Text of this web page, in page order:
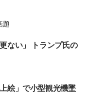
題
ない」 トランプ氏の
絵」で小型観光機墜